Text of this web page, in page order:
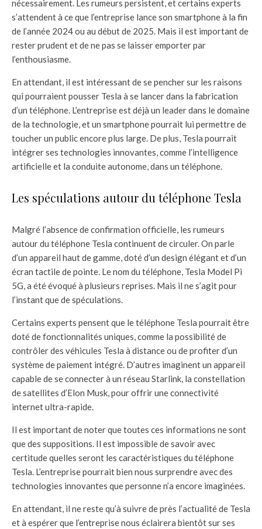
nécessairement. Les rumeurs persistent, et certains experts
s’attendent à ce que l’entreprise lance son smartphone à la fin
de l’année 2024 ou au début de 2025. Mais il est important de
rester prudent et de ne pas se laisser emporter par
l’enthousiasme.
En attendant, il est intéressant de se pencher sur les raisons
qui pourraient pousser Tesla à se lancer dans la fabrication
d’un téléphone. L’entreprise est déjà un leader dans le domaine
de la technologie, et un smartphone pourrait lui permettre de
toucher un public encore plus large. De plus, Tesla pourrait
intégrer ses technologies innovantes, comme l’intelligence
artificielle et la conduite autonome, dans un téléphone.
Les spéculations autour du téléphone Tesla
Malgré l’absence de confirmation officielle, les rumeurs
autour du téléphone Tesla continuent de circuler. On parle
d’un appareil haut de gamme, doté d’un design élégant et d’un
écran tactile de pointe. Le nom du téléphone, Tesla Model Pi
5G, a été évoqué à plusieurs reprises. Mais il ne s’agit pour
l’instant que de spéculations.
Certains experts pensent que le téléphone Tesla pourrait être
doté de fonctionnalités uniques, comme la possibilité de
contrôler des véhicules Tesla à distance ou de profiter d’un
système de paiement intégré. D’autres imaginent un appareil
capable de se connecter à un réseau Starlink, la constellation
de satellites d’Elon Musk, pour offrir une connectivité
internet ultra-rapide.
Il est important de noter que toutes ces informations ne sont
que des suppositions. Il est impossible de savoir avec
certitude quelles seront les caractéristiques du téléphone
Tesla. L’entreprise pourrait bien nous surprendre avec des
technologies innovantes que personne n’a encore imaginées.
En attendant, il ne reste qu’à suivre de près l’actualité de Tesla
et à espérer que l’entreprise nous éclairera bientôt sur ses